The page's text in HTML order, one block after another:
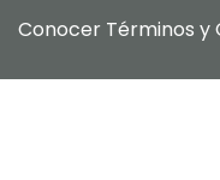
Conocer Términos y